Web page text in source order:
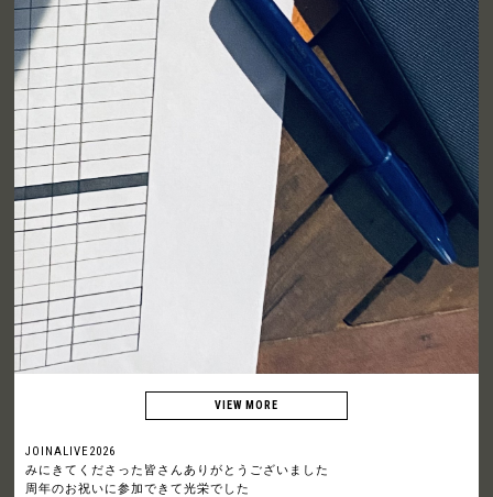
JOINALIVE2026
みにきてくださった皆さんありがとうございました
周年のお祝いに参加できて光栄でした